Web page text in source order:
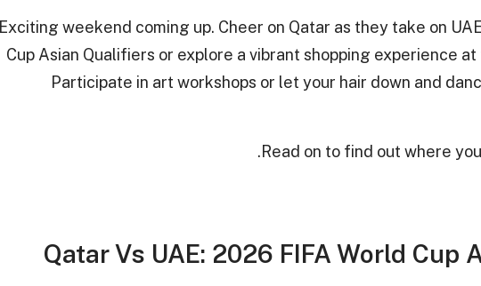
Exciting weekend coming up. Cheer on Qatar as they take on
Cup Asian Qualifiers or explore a vibrant shopping experience
Participate in art workshops or let your hair down and
Read on to find out where
Qatar Vs UAE: 2026 FIFA World Cup